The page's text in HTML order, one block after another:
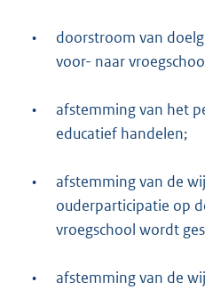
•
doorstroom van
voor- naar
•
afstemming van het
educatief handelen;
•
afstemming van de
ouderparticipatie op
vroegschool wordt
•
afstemming van de